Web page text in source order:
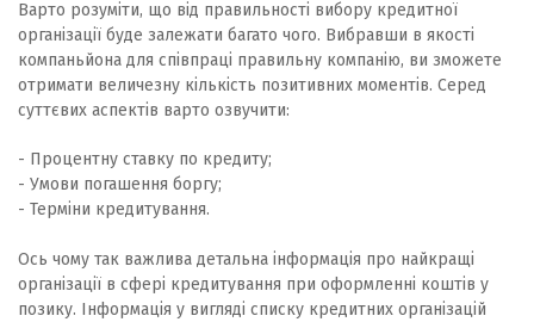
Варто розуміти, що від правильності вибору кредитної
організації буде залежати багато чого. Вибравши в якості
компаньйона для співпраці правильну компанію, ви зможете
отримати величезну кількість позитивних моментів. Серед
суттєвих аспектів варто озвучити:
- Процентну ставку по кредиту;
- Умови погашення боргу;
- Терміни кредитування.
Ось чому так важлива детальна інформація про найкращі
організації в сфері кредитування при оформленні коштів у
позику. Інформація у вигляді списку кредитних організацій